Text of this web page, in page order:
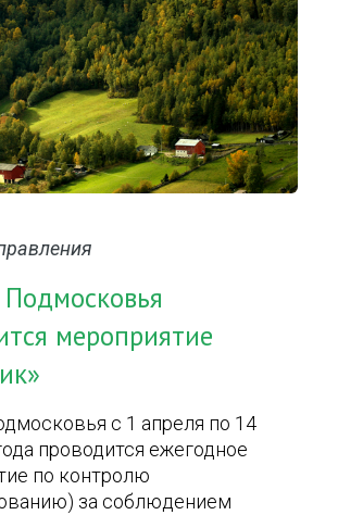
мероприятие
с 1 апреля по 14
проводится ежегодное
по контролю
за соблюдением